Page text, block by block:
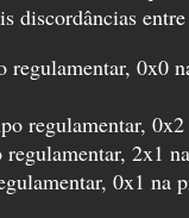
discordâncias
0x0
regulamentar,
2x1
0x1 na